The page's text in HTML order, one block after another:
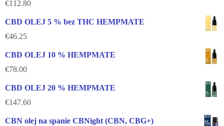
€112.80
CBD OLEJ 5 % bez THC HEMPMATE
€46.25
CBD OLEJ 10 % HEMPMATE
€78.00
CBD OLEJ 20 % HEMPMATE
€147.60
CBN olej na spanie CBNight (CBN, CBG+)